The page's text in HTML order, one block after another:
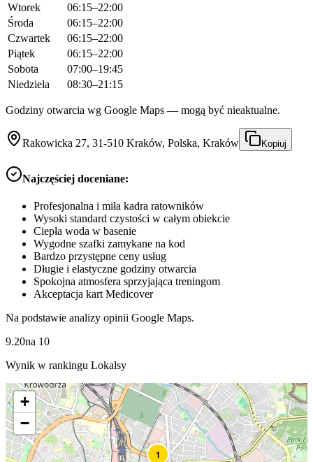
Wtorek
06:15–22:00
Środa
06:15–22:00
Czwartek
06:15–22:00
Piątek
06:15–22:00
Sobota
07:00–19:45
Niedziela
08:30–21:15
Godziny otwarcia wg Google Maps — mogą być nieaktualne.
Rakowicka 27, 31-510 Kraków, Polska, Kraków Kopiuj
Najczęściej doceniane:
Profesjonalna i miła kadra ratowników
Wysoki standard czystości w całym obiekcie
Ciepła woda w basenie
Wygodne szafki zamykane na kod
Bardzo przystępne ceny usług
Długie i elastyczne godziny otwarcia
Spokojna atmosfera sprzyjająca treningom
Akceptacja kart Medicover
Na podstawie analizy opinii Google Maps.
9.20na 10
Wynik w rankingu Lokalsy
1
+
−